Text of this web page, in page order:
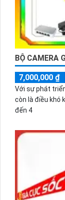
BỘ CAMERA
7,000,000 ₫
Với sự phát
còn là điều khó khăn. KBvision đã cho ra mắt trọn bộ camera đỉnh cao,
đến 4